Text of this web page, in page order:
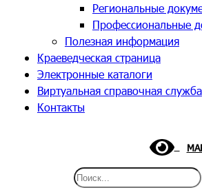
Региональные
Профессиональные
Полезная информация
Краеведческая страница
Электронные каталоги
Виртуальная справочная служба
Контакты
Поиск